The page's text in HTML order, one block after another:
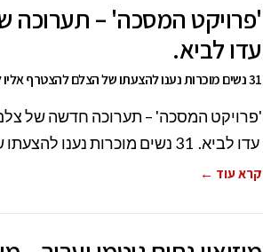
'פרויקט המסכה' – תערוכה
עדו לביא.
31 נשים מוכרות נענו להצעתו של הצלם להצטרף אליו למסע מרתק.
'פרויקט המסכה' – תערוכה חדשה של
עדו לביא. 31 נשים מוכרות נענו להצעתו של
קרא עוד ←